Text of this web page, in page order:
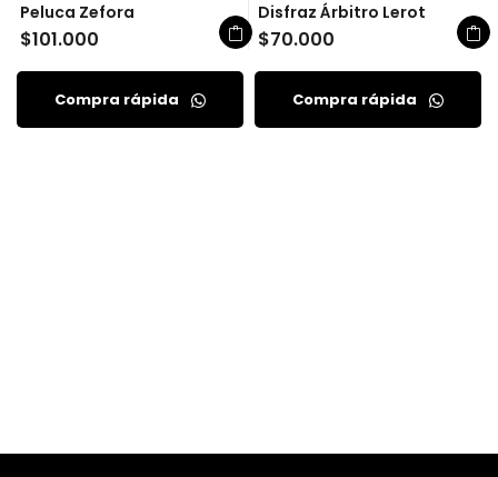
Peluca Zefora
$101.000
Compra rápida
Disfraz Árbitro Lerot
$70.000
Compra rápida